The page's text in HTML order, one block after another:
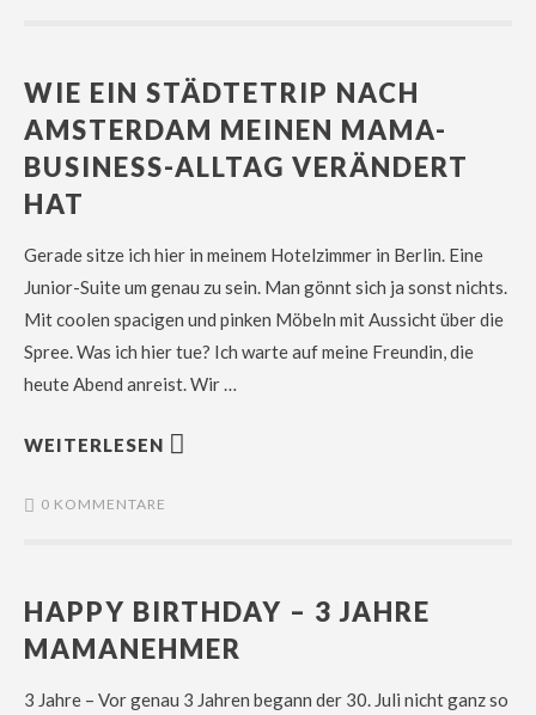
WIE EIN STÄDTETRIP NACH
AMSTERDAM MEINEN MAMA-
BUSINESS-ALLTAG VERÄNDERT
HAT
Gerade sitze ich hier in meinem Hotelzimmer in Berlin. Eine
Junior-Suite um genau zu sein. Man gönnt sich ja sonst nichts.
Mit coolen spacigen und pinken Möbeln mit Aussicht über die
Spree. Was ich hier tue? Ich warte auf meine Freundin, die
heute Abend anreist. Wir …
WEITERLESEN
0 KOMMENTARE
HAPPY BIRTHDAY – 3 JAHRE
MAMANEHMER
3 Jahre – Vor genau 3 Jahren begann der 30. Juli nicht ganz so